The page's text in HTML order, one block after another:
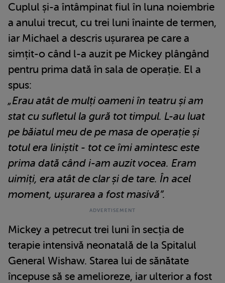
Cuplul și-a întâmpinat fiul în luna noiembrie
a anului trecut, cu trei luni înainte de termen,
iar Michael a descris ușurarea pe care a
simțit-o când l-a auzit pe Mickey plângând
pentru prima dată în sala de operație. El a
spus:
„Erau atât de mulți oameni în teatru și am
stat cu sufletul la gură tot timpul. L-au luat
pe băiatul meu de pe masa de operație și
totul era liniștit - tot ce îmi amintesc este
prima dată când i-am auzit vocea. Eram
uimiți, era atât de clar și de tare. În acel
moment, ușurarea a fost masivă”.
Mickey a petrecut trei luni în secția de
terapie intensivă neonatală de la Spitalul
General Wishaw. Starea lui de sănătate
începuse să se amelioreze, iar ulterior a fost